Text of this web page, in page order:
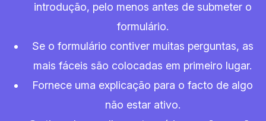
introdução, pelo menos antes de submeter o
formulário.
Se o formulário contiver muitas perguntas, as
mais fáceis são colocadas em primeiro lugar.
Fornece uma explicação para o facto de algo
não estar ativo.